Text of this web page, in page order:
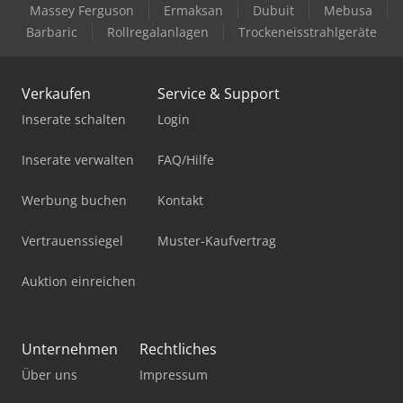
Massey Ferguson Ermaksan Dubuit
Mebusa
Barbaric
Rollregalanlagen Trockeneisstrahlgeräte
Verkaufen
Inserate schalten
Inserate verwalten
Werbung buchen
Vertrauenssiegel
Auktion einreichen
Service & Support
Login
FAQ/Hilfe
Kontakt
Muster-Kaufvertrag
Unternehmen
Über uns
Rechtliches
Impressum